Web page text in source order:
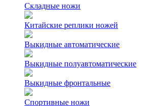
Складные ножи
Китайские реплики ножей
Выкидные автоматические
Выкидные полуавтоматические
Выкидные фронтальные
Спортивные ножи